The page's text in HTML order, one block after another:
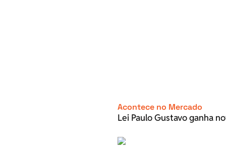
Acontece no Mercado
Lei Paulo Gustavo ganha